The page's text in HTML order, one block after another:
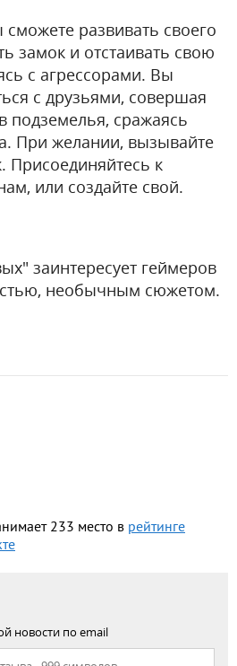
развивать своего
замок и отстаивать свою
с агрессорами. Вы
с друзьями, совершая
подземелья, сражаясь
При желании, вызывайте
Присоединяйтесь к
или создайте свой.
заинтересует геймеров
необычным сюжетом.
233 место в рейтинге
новости по email